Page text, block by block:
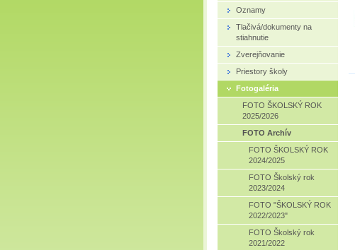
Oznamy
Tlačivá/dokumenty na
stiahnutie
Zverejňovanie
Priestory školy
Fotogaléria
FOTO ŠKOLSKÝ ROK
2025/2026
FOTO Archív
FOTO ŠKOLSKÝ ROK
2024/2025
FOTO Školský rok
2023/2024
FOTO "ŠKOLSKÝ ROK
2022/2023"
FOTO Školský rok
2021/2022